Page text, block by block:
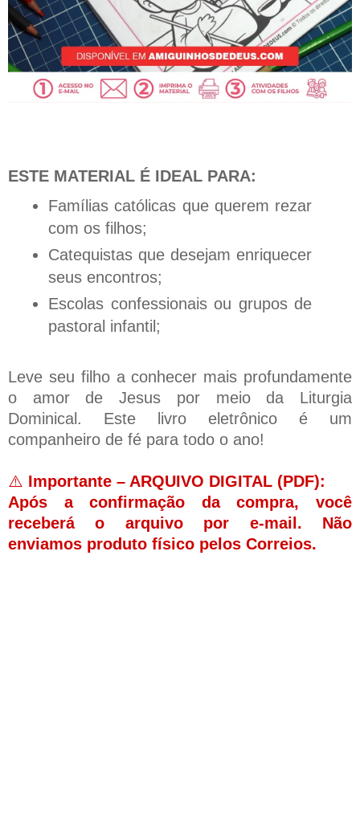
ESTE MATERIAL É IDEAL PARA:
Famílias católicas que querem rezar
com os filhos;
Catequistas que desejam enriquecer
seus encontros;
Escolas confessionais ou grupos de
pastoral infantil;
Leve seu filho a conhecer mais profundamente
o amor de Jesus por meio da Liturgia
Dominical. Este livro eletrônico é um
companheiro de fé para todo o ano!
⚠️ Importante – ARQUIVO DIGITAL (PDF):
Após a confirmação da compra, você
receberá o arquivo por e-mail. Não
enviamos produto físico pelos Correios.